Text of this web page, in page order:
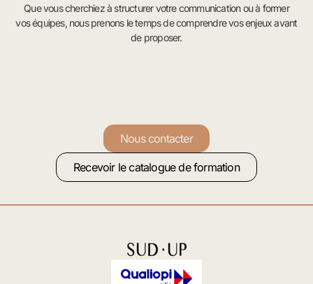
Que vous cherchiez à structurer votre communication ou à former
vos équipes, nous prenons le temps de comprendre vos enjeux avant
de proposer.
Nous contacter
Recevoir le catalogue de formation